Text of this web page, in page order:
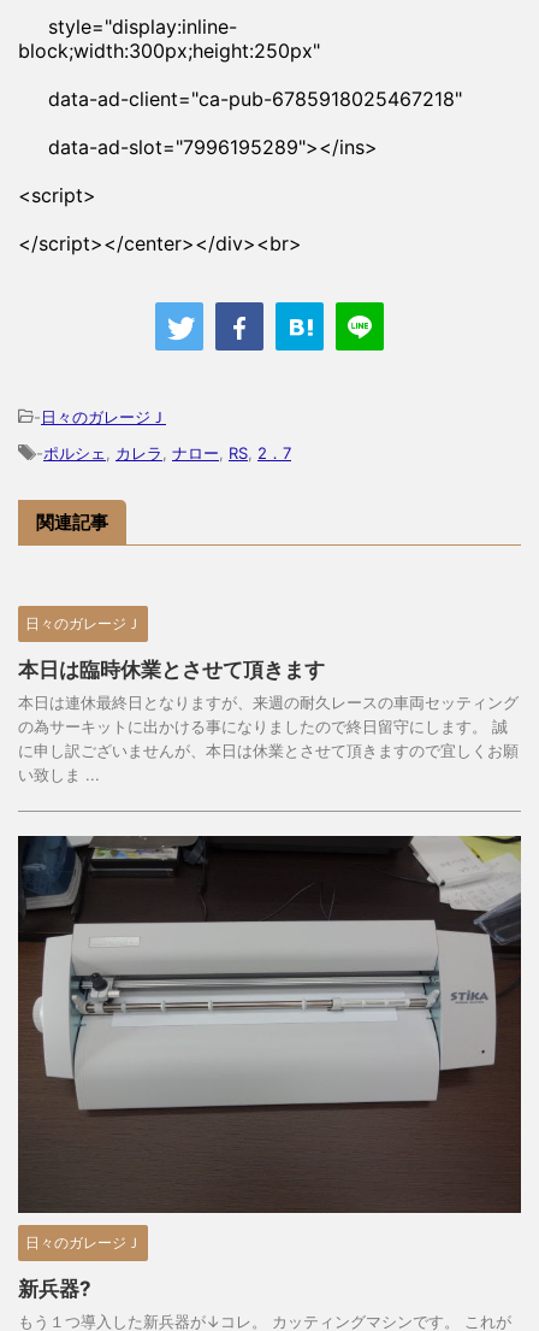
style="display:inline-
block;width:300px;height:250px"
data-ad-client="ca-pub-6785918025467218"
data-ad-slot="7996195289"></ins>
<script>
</script></center></div><br>
-日々のガレージＪ
-ポルシェ カレラ ナロー RS 2．7
関連記事
日々のガレージＪ
本日は臨時休業とさせて頂きます
本日は連休最終日となりますが、来週の耐久レースの車両セッティング
の為サーキットに出かける事になりましたので終日留守にします。 誠
に申し訳ございませんが、本日は休業とさせて頂きますので宜しくお願
い致しま ...
日々のガレージＪ
新兵器?
もう１つ導入した新兵器が↓コレ。 カッティングマシンです。 これが